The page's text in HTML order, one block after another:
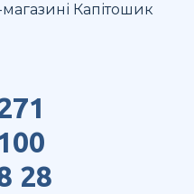
Капітошик
28